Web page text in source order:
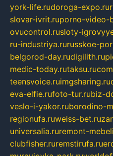
york-life.rudoroga-expo.ru
slovar-ivrit.ruporno-video-
ovucontrol.rusloty-
ru-industriya.rurusskoe-
belgorod-day.rudigilith.ru
medic-today.rutaksu.ru
teensvoice.ruimgsharing.ru
eva-elfie.rufoto-tur.rubiz-
veslo-i-yakor.ruborodino-
regionufa.ruweiss-bet.ru
universalia.ruremont-
clubfisher.ruremstirufa.ru